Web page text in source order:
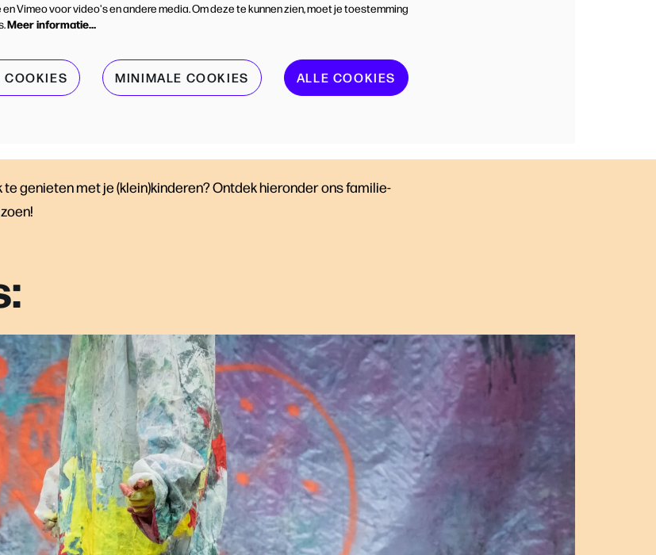
Vimeo voor video's en andere media. Om deze te kunnen zien, moet je toestemming
Meer informatie…
COOKIES MINIMALE COOKIES ALLE COOKIES
genieten met je (klein)kinderen? Ontdek hieronder ons familie-